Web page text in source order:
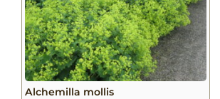
Alchemilla mollis